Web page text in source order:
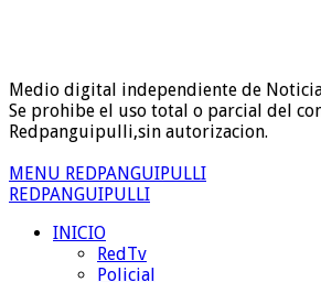
Medio digital independiente de
Se prohibe el uso total o parcial del
Redpanguipulli,sin autorizacion.
MENU REDPANGUIPULLI
REDPANGUIPULLI
INICIO
RedTv
Policial